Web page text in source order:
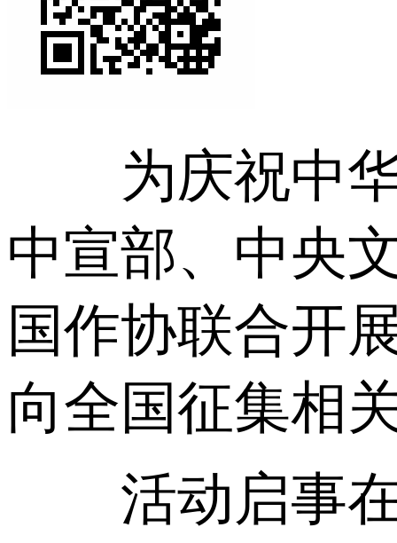
为庆祝中华
中宣部、中央
国作协联合开
向全国征集相
活动启事在